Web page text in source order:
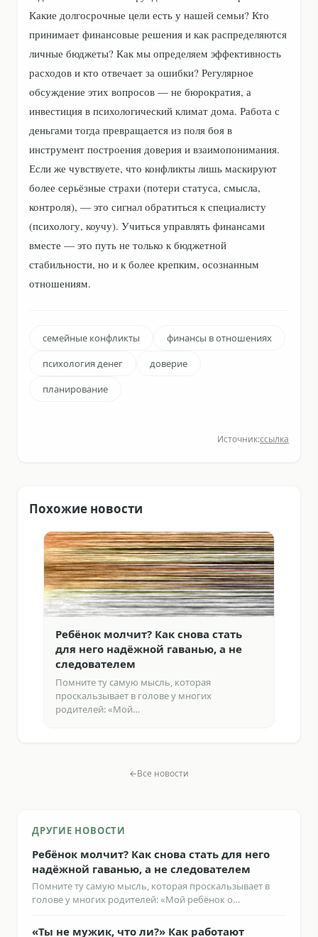
Какие долгосрочные цели есть у нашей семьи? Кто
принимает финансовые решения и как распределяются
личные бюджеты? Как мы определяем эффективность
расходов и кто отвечает за ошибки? Регулярное
обсуждение этих вопросов — не бюрократия, а
инвестиция в психологический климат дома. Работа с
деньгами тогда превращается из поля боя в
инструмент построения доверия и взаимопонимания.
Если же чувствуете, что конфликты лишь маскируют
более серьёзные страхи (потери статуса, смысла,
контроля), — это сигнал обратиться к специалисту
(психологу, коучу). Учиться управлять финансами
вместе — это путь не только к бюджетной
стабильности, но и к более крепким, осознанным
отношениям.
семейные конфликты
финансы в отношениях
психология денег
доверие
планирование
Источник:ссылка
Похожие новости
Ребёнок молчит? Как снова стать
для него надёжной гаванью, а не
следователем
Помните ту самую мысль, которая
проскальзывает в голове у многих
родителей: «Мой…
Все новости
ДРУГИЕ НОВОСТИ
Ребёнок молчит? Как снова стать для него
надёжной гаванью, а не следователем
Помните ту самую мысль, которая проскальзывает в
голове у многих родителей: «Мой ребёнок о…
«Ты не мужик, что ли?» Как работают